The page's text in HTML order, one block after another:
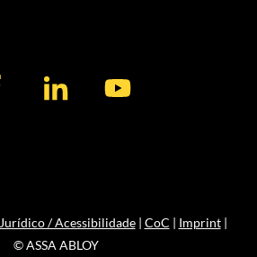
Jurídico / Acessibilidade| CoC | Imprint|
© ASSA ABLOY